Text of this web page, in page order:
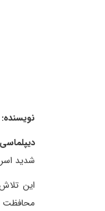
شدید
این
محافظت